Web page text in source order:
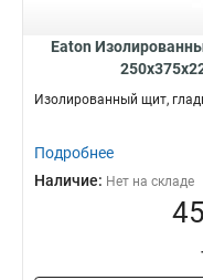
Eaton
Изолированный щит,
Подробнее
Наличие: Нет на складе